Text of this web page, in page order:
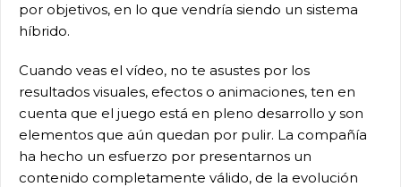
por objetivos, en lo que vendría siendo un sistema
híbrido.
Cuando veas el vídeo, no te asustes por los
resultados visuales, efectos o animaciones, ten en
cuenta que el juego está en pleno desarrollo y son
elementos que aún quedan por pulir. La compañía
ha hecho un esfuerzo por presentarnos un
contenido completamente válido, de la evolución